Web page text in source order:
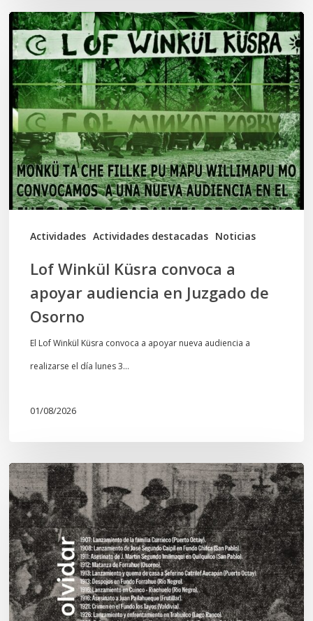
Actividades Actividades destacadas Noticias
Lof
Winkül
Küsra
convoca
a
apoyar
audiencia
en
Juzgado
Lof Winkül Küsra convoca a
apoyar audiencia en Juzgado de
Osorno
El Lof Winkül Küsra convoca a apoyar nueva audiencia a
realizarse el día lunes 3…
01/08/2026
Chawrakawin:
Palimpsesto
explora
a
través
del
arte